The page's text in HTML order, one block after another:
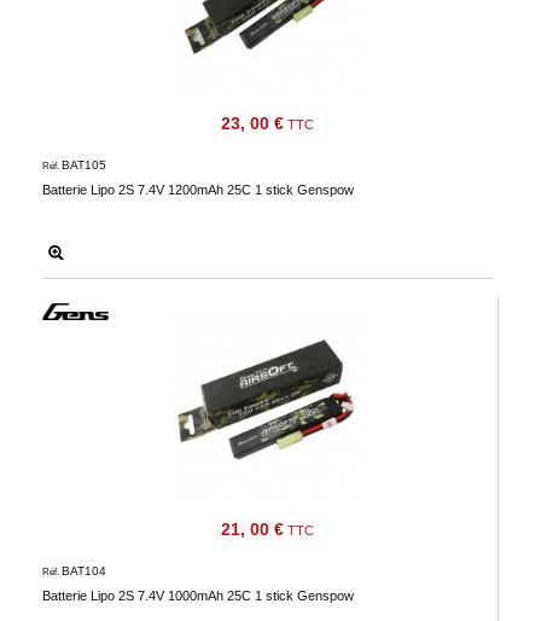
23, 00 € TTC
Batterie Lipo 2S 7.4V 1200mAh 25C 1 stick Genspow
Réf. BAT105
21, 00 € TTC
Batterie Lipo 2S 7.4V 1000mAh 25C 1 stick Genspow
Réf. BAT104